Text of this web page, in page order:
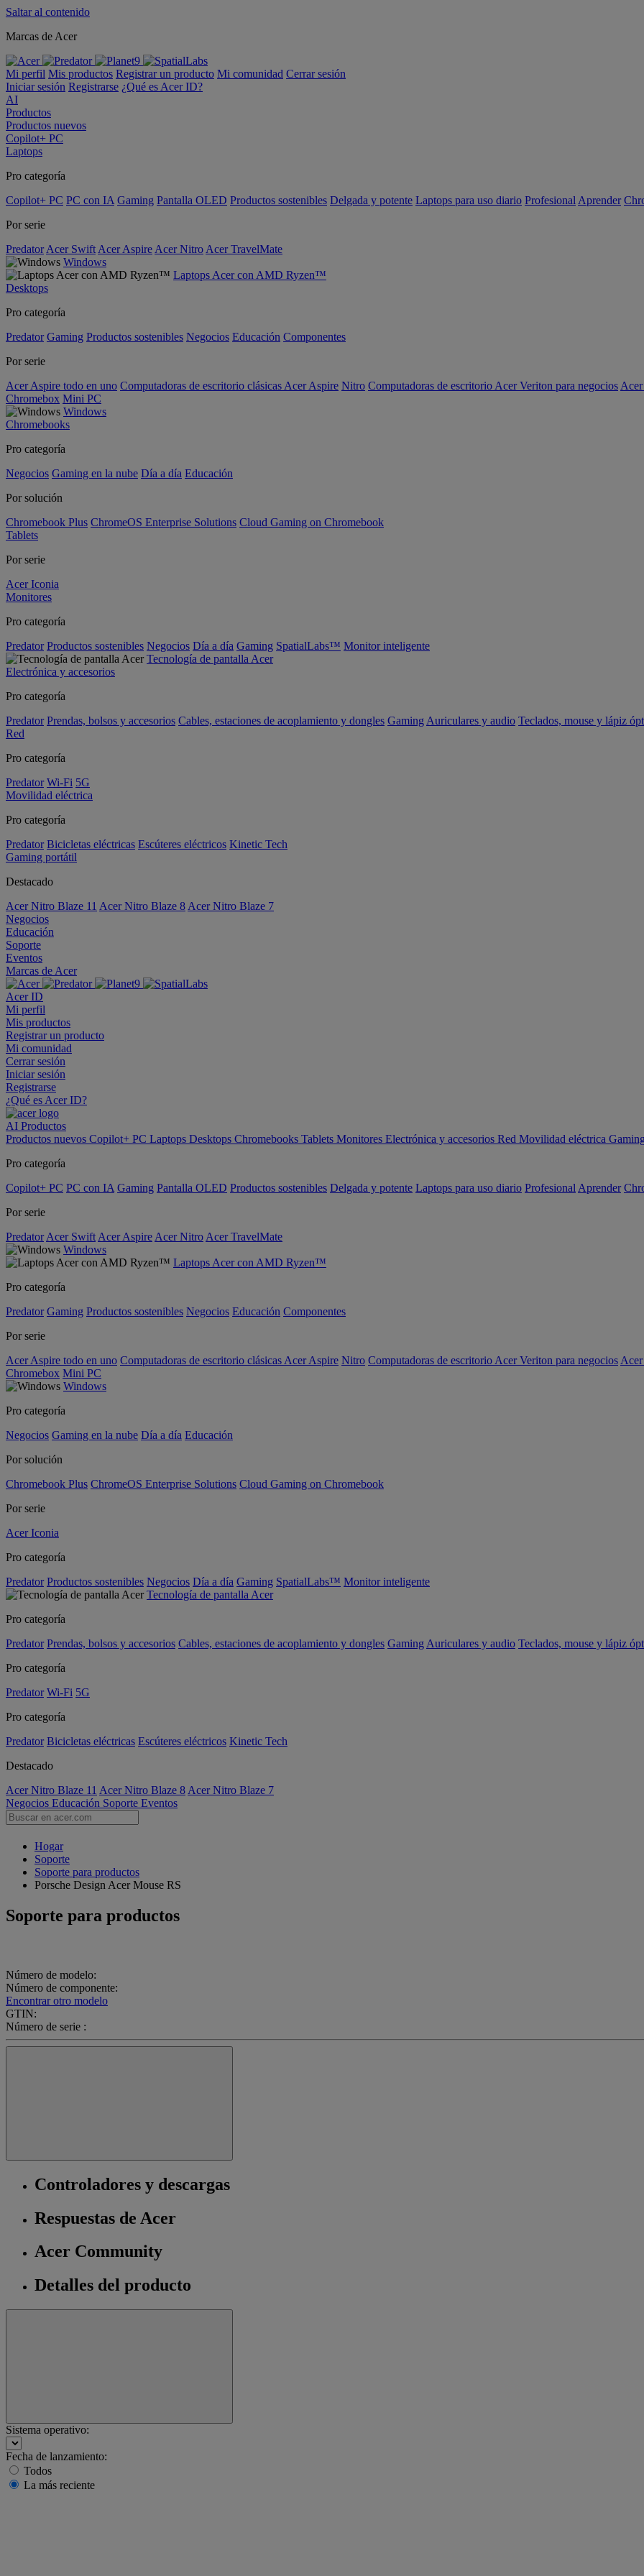
Saltar al contenido
Marcas de Acer
Mi perfil Mis productos Registrar un producto Mi comunidad Cerrar sesión
Iniciar sesión Registrarse ¿Qué es Acer ID?
AI
Productos
Productos nuevos
Copilot+ PC
Laptops
Pro categoría
Copilot+ PC PC con IA Gaming Pantalla OLED Productos sostenibles Delgada y potente Laptops para uso diario Profesional Aprender
Por serie
Predator Acer Swift Acer Aspire Acer Nitro Acer TravelMate
Windows
Laptops Acer con AMD Ryzen™
Desktops
Pro categoría
Predator Gaming Productos sostenibles Negocios Educación Componentes
Por serie
Acer Aspire todo en uno Computadoras de escritorio clásicas Acer Aspire Nitro Computadoras de escritorio Acer Veriton para negocios
Chromebox Mini PC
Windows
Chromebooks
Pro categoría
Negocios Gaming en la nube Día a día Educación
Por solución
Chromebook Plus ChromeOS Enterprise Solutions Cloud Gaming on Chromebook
Tablets
Por serie
Acer Iconia
Monitores
Pro categoría
Predator Productos sostenibles Negocios Día a día Gaming SpatialLabs™ Monitor inteligente
Tecnología de pantalla Acer
Electrónica y accesorios
Pro categoría
Predator Prendas, bolsos y accesorios Cables, estaciones de acoplamiento y dongles Gaming Auriculares y audio Teclados, mouse y lápiz
Red
Pro categoría
Predator Wi-Fi 5G
Movilidad eléctrica
Pro categoría
Predator Bicicletas eléctricas Escúteres eléctricos Kinetic Tech
Gaming portátil
Destacado
Acer Nitro Blaze 11 Acer Nitro Blaze 8 Acer Nitro Blaze 7
Negocios
Educación
Soporte
Eventos
Marcas de Acer
Acer ID
Mi perfil
Mis productos
Registrar un producto
Mi comunidad
Cerrar sesión
Iniciar sesión
Registrarse
¿Qué es Acer ID?
AI Productos
Productos nuevos Copilot+ PC Laptops Desktops Chromebooks Tablets Monitores Electrónica y accesorios Red Movilidad eléctrica
Pro categoría
Copilot+ PC PC con IA Gaming Pantalla OLED Productos sostenibles Delgada y potente Laptops para uso diario Profesional Aprender
Por serie
Predator Acer Swift Acer Aspire Acer Nitro Acer TravelMate
Windows
Laptops Acer con AMD Ryzen™
Pro categoría
Predator Gaming Productos sostenibles Negocios Educación Componentes
Por serie
Acer Aspire todo en uno Computadoras de escritorio clásicas Acer Aspire Nitro Computadoras de escritorio Acer Veriton para negocios
Chromebox Mini PC
Windows
Pro categoría
Negocios Gaming en la nube Día a día Educación
Por solución
Chromebook Plus ChromeOS Enterprise Solutions Cloud Gaming on Chromebook
Por serie
Acer Iconia
Pro categoría
Predator Productos sostenibles Negocios Día a día Gaming SpatialLabs™ Monitor inteligente
Tecnología de pantalla Acer
Pro categoría
Predator Prendas, bolsos y accesorios Cables, estaciones de acoplamiento y dongles Gaming Auriculares y audio Teclados, mouse y lápiz
Pro categoría
Predator Wi-Fi 5G
Pro categoría
Predator Bicicletas eléctricas Escúteres eléctricos Kinetic Tech
Destacado
Acer Nitro Blaze 11 Acer Nitro Blaze 8 Acer Nitro Blaze 7
Negocios Educación Soporte Eventos
Hogar
Soporte
Soporte para productos
Porsche Design Acer Mouse RS
Soporte para productos
Número de modelo:
Número de componente:
Encontrar otro modelo
GTIN:
Número de serie :
Controladores y descargas
Respuestas de Acer
Acer Community
Detalles del producto
Sistema operativo:
Fecha de lanzamiento:
Todos
La más reciente